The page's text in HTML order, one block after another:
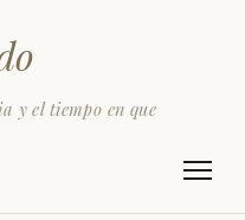
y el tiempo en que